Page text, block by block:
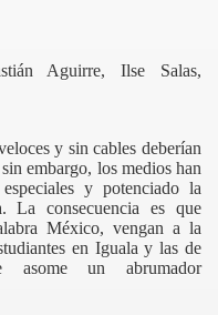
Aguirre, Ilse Salas,
y sin cables deberían
embargo, los medios han
y potenciado la
La consecuencia es que
México, vengan a la
en Iguala y las de
un abrumador